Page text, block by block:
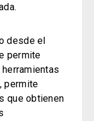
desde el
permite
permite
que obtienen